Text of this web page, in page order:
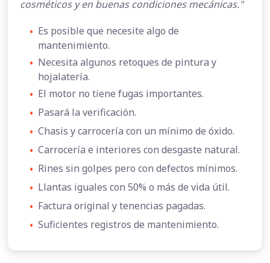
cosméticos y en buenas condiciones mecánicas."
• Es posible que necesite algo de
mantenimiento.
• Necesita algunos retoques de pintura y
hojalatería.
• El motor no tiene fugas importantes.
• Pasará la verificación.
• Chasis y carrocería con un mínimo de óxido.
• Carrocería e interiores con desgaste natural.
• Rines sin golpes pero con defectos mínimos.
• Llantas iguales con 50% o más de vida útil.
• Factura original y tenencias pagadas.
• Suficientes registros de mantenimiento.